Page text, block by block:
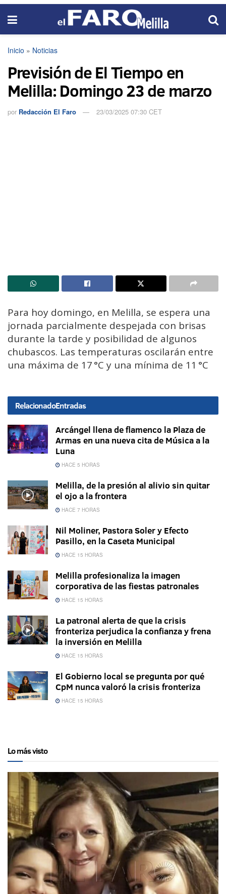
Inicio » Noticias
Previsión de El Tiempo en
Melilla: Domingo 23 de marzo
por Redacción El Faro 23/03/2025 07:30 CET
Para hoy domingo, en Melilla, se espera una
jornada parcialmente despejada con brisas
durante la tarde y posibilidad de algunos
chubascos. Las temperaturas oscilarán entre
una máxima de 17 °C y una mínima de 11 °C
RelacionadoEntradas
Arcángel llena de flamenco la Plaza de
Armas en una nueva cita de Música a la
Luna
HACE 5 HORAS
Melilla, de la presión al alivio sin quitar
el ojo a la frontera
HACE 7 HORAS
Nil Moliner, Pastora Soler y Efecto
Pasillo, en la Caseta Municipal
HACE 15 HORAS
Melilla profesionaliza la imagen
corporativa de las fiestas patronales
HACE 15 HORAS
La patronal alerta de que la crisis
fronteriza perjudica la confianza y frena
la inversión en Melilla
HACE 15 HORAS
El Gobierno local se pregunta por qué
CpM nunca valoró la crisis fronteriza
HACE 15 HORAS
Lo más visto